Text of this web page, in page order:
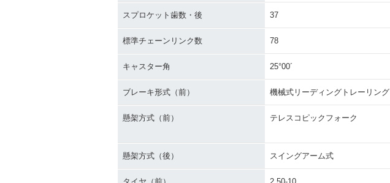
スプロケット歯数・後 37
標準チェーンリンク数 78
キャスター角 25°00´
ブレーキ形式（前） 機械式リーディングトレーリング
懸架方式（前） テレスコピックフォーク
懸架方式（後） スイングアーム式